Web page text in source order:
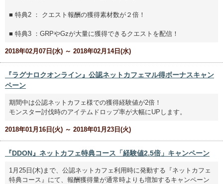
■ 特典2 ： クエスト報酬の獲得素材数が２倍！
■ 特典3 ：GRPやGzが大量に獲得できるクエストを配信！
2018年02月07日(水) ～ 2018年02月14日(水)
『ラグナロクオンライン』公認ネットカフェマル得ボーナスキャン
ペーン
期間中は公認ネットカフェ様での獲得経験値が2倍！
モンスター討伐時のアイテムドロップ率が大幅にUPします。
2018年01月16日(火) ～ 2018年01月23日(火)
『DDON』ネットカフェ特典コース「経験値2.5倍」キャンペーン
1月25日(木)まで、公認ネットカフェ利用時に発動する『ネットカフェ
特典コース』にて、報酬獲得量が通常時よりも増加するキャンペーン